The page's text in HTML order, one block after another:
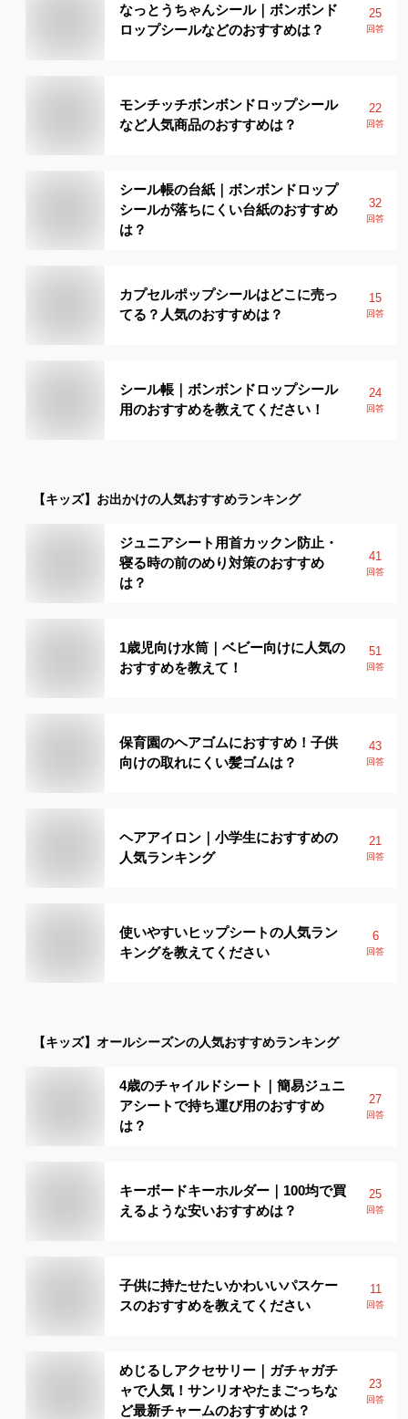
なっとうちゃんシール｜ボンボンド
ロップシールなどのおすすめは？
25
回答
モンチッチボンボンドロップシール
など人気商品のおすすめは？
22
回答
シール帳の台紙｜ボンボンドロップ
シールが落ちにくい台紙のおすすめ
は？
32
回答
カプセルポップシールはどこに売っ
てる？人気のおすすめは？
15
回答
シール帳｜ボンボンドロップシール
用のおすすめを教えてください！
24
回答
【キッズ】 お出かけの人気おすすめランキング
ジュニアシート用首カックン防止・
寝る時の前のめり対策のおすすめ
は？
41
回答
1歳児向け水筒｜ベビー向けに人気の
おすすめを教えて！
51
回答
保育園のヘアゴムにおすすめ！子供
向けの取れにくい髪ゴムは？
43
回答
ヘアアイロン｜小学生におすすめの
人気ランキング
21
回答
使いやすいヒップシートの人気ラン
キングを教えてください
6
回答
【キッズ】 オールシーズンの人気おすすめランキング
4歳のチャイルドシート｜簡易ジュニ
アシートで持ち運び用のおすすめ
は？
27
回答
キーボードキーホルダー｜100均で買
えるような安いおすすめは？
25
回答
子供に持たせたいかわいいパスケー
スのおすすめを教えてください
11
回答
めじるしアクセサリー｜ガチャガチ
ャで人気！サンリオやたまごっちな
ど最新チャームのおすすめは？
23
回答